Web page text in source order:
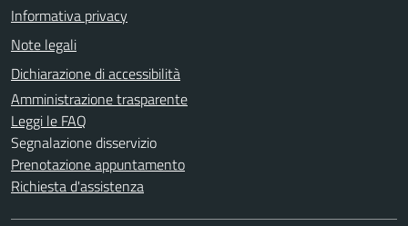
Informativa privacy
Note legali
Dichiarazione di accessibilità
Amministrazione trasparente
Leggi le FAQ
Segnalazione disservizio
Prenotazione appuntamento
Richiesta d'assistenza